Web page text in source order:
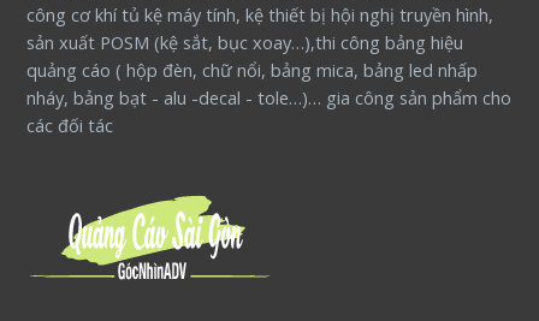
công cơ khí tủ kệ máy tính, kệ thiết bị hội nghị truyền hình,
sản xuất POSM (kệ sắt, bục xoay…),thi công bảng hiệu
quảng cáo ( hộp đèn, chữ nổi, bảng mica, bảng led nhấp
nháy, bảng bạt - alu -decal - tole…)… gia công sản phẩm cho
các đối tác